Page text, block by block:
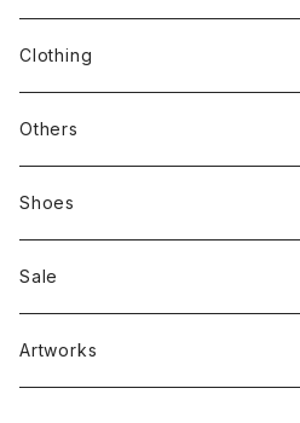
stacks
新刊本
Zine、Other
Clothing
Tees
Sweatshirts
Bag & Accessories
Others
Mixcd
RC SLUM / ROYALTY CLUB
雑貨
Shoes
Sale
Artworks